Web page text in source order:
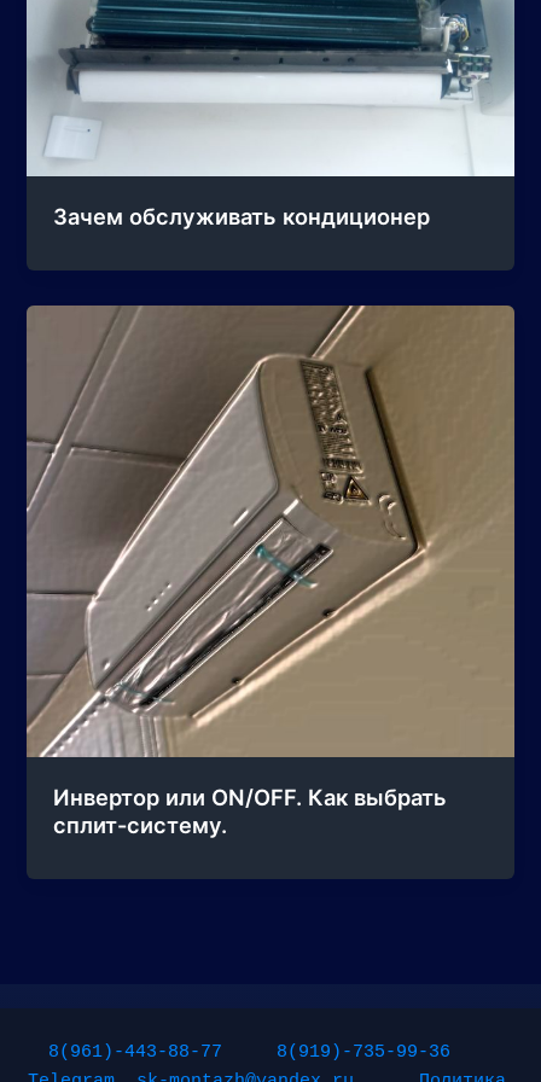
Зачем обслуживать кондиционер
Инвертор или ON/OFF. Как выбрать
сплит-систему.
8(961)-443-88-77
8(919)-735-99-36